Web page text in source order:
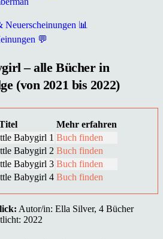
Neuerscheinungen 📊
💬
– alle Bücher in
(von 2021 bis 2022)
Mehr erfahren
Babygirl 1 Buch finden
Babygirl 2 Buch finden
Babygirl 3 Buch finden
Babygirl 4 Buch finden
Autor/in: Ella Silver, 4 Bücher
2022